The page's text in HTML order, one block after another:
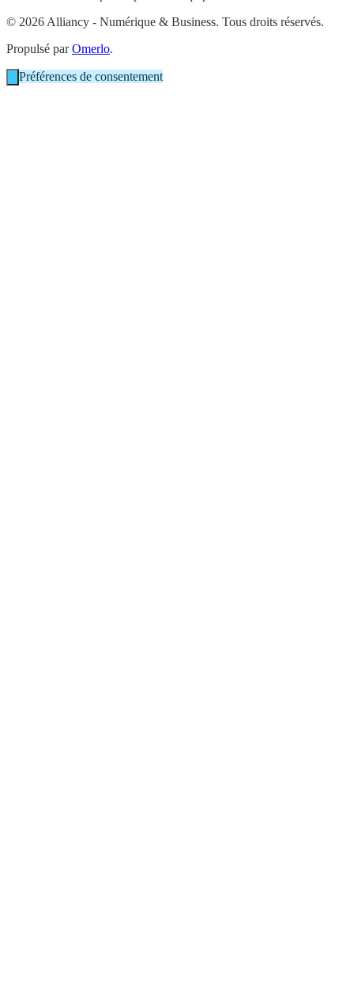
© 2026 Alliancy - Numérique & Business. Tous droits réservés.
Propulsé parOmerlo.
Préférences de consentement